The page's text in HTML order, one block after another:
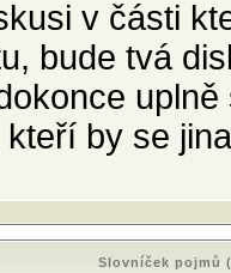
v části
bude tvá
by se
Slovníček pojmů